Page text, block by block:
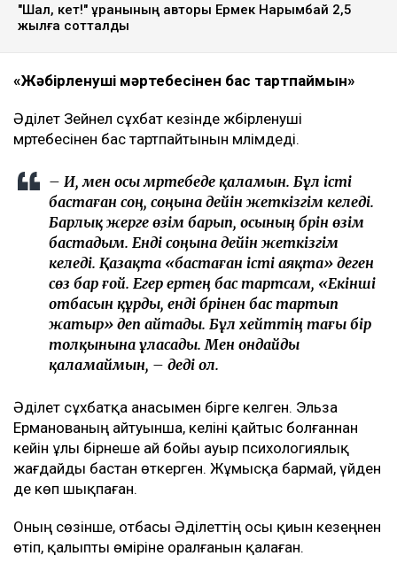
"Шал, кет!" ұранының авторы Ермек Нарымбай 2,5
жылға сотталды
«Жәбірленуші мәртебесінен бас тартпаймын»
Әділет Зейнел сұхбат кезінде жәбірленуші
мәртебесінен бас тартпайтынын мәлімдеді.
– Иә, мен осы мәртебеде қаламын. Бұл істі
бастаған соң, соңына дейін жеткізгім келеді.
Барлық жерге өзім барып, осының бәрін өзім
бастадым. Енді соңына дейін жеткізгім
келеді. Қазақта «бастаған істі аяқта» деген
сөз бар ғой. Егер ертең бас тартсам, «Екінші
отбасын құрды, енді бәрінен бас тартып
жатыр» деп айтады. Бұл хейттің тағы бір
толқынына ұласады. Мен ондайды
қаламаймын, – деді ол.
Әділет сұхбатқа анасымен бірге келген. Эльза
Ерманованың айтуынша, келіні қайтыс болғаннан
кейін ұлы бірнеше ай бойы ауыр психологиялық
жағдайды бастан өткерген. Жұмысқа бармай, үйден
де көп шықпаған.
Оның сөзінше, отбасы Әділеттің осы қиын кезеңнен
өтіп, қалыпты өміріне оралғанын қалаған.